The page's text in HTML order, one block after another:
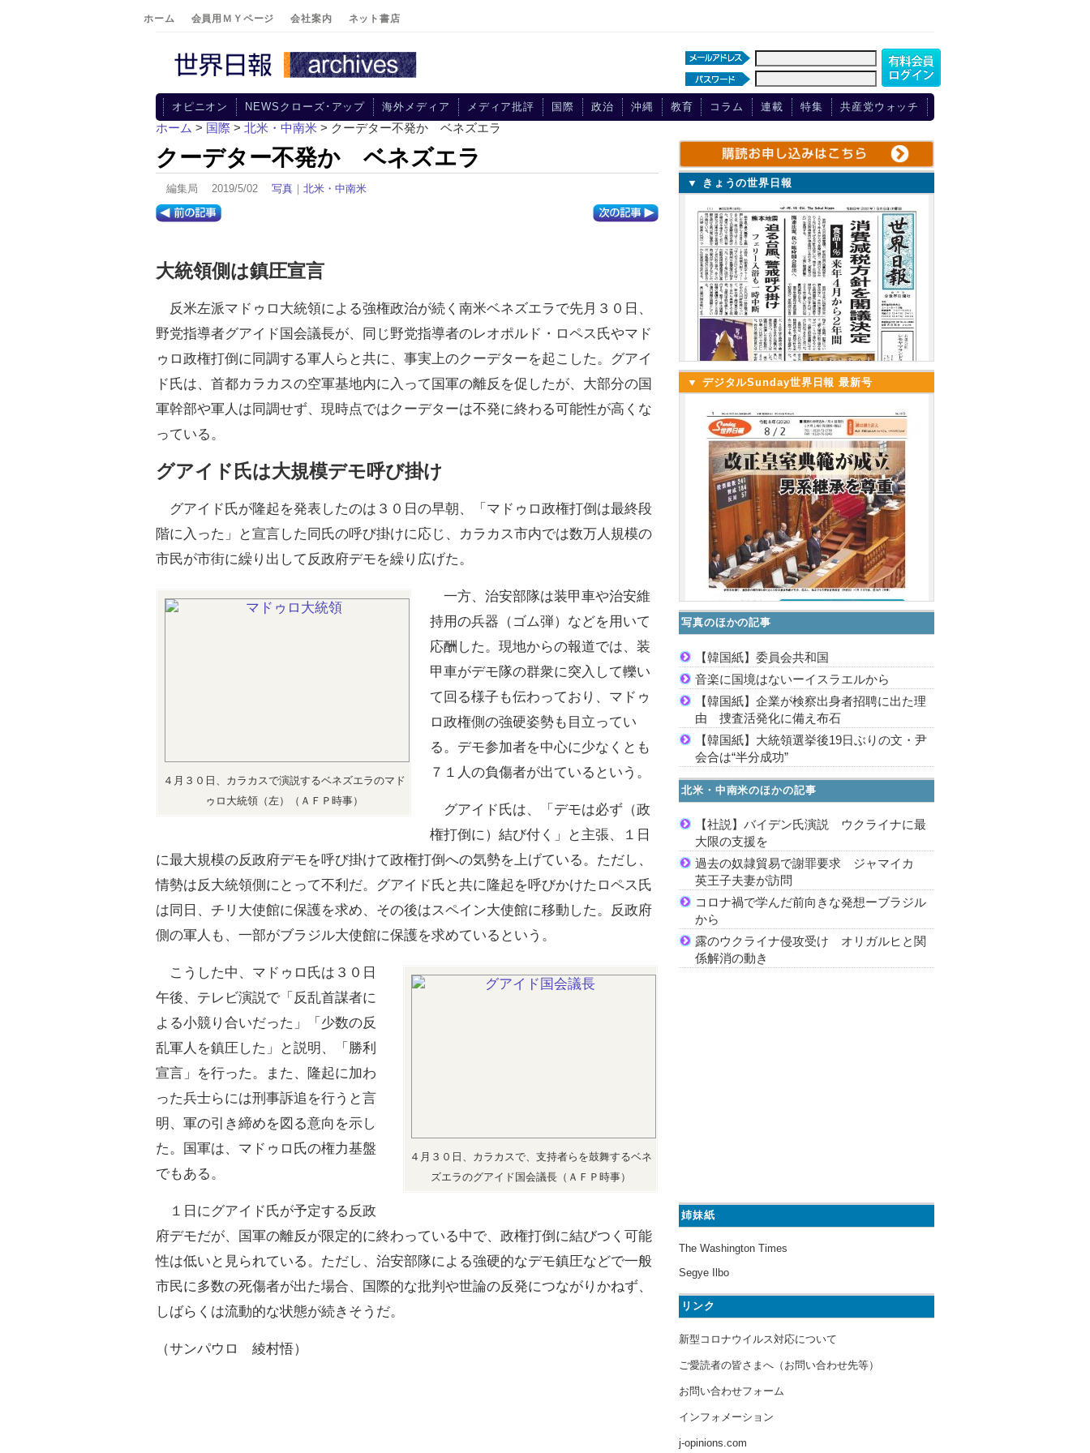
ホーム 会員用ＭＹページ 会社案内 ネット書店
オピニオン NEWSクローズ･アップ 海外メディア メディア批評 国際 政治 沖縄 教育 コラム 連載 特集 共産党ウォッチ
ホーム > 国際 > 北米・中南米 > クーデター不発か ベネズエラ
クーデター不発か ベネズエラ
編集局 2019/5/02 写真 ｜ 北米・中南米
大統領側は鎮圧宣言
反米左派マドゥロ大統領による強権政治が続く南米ベネズエラで先月３０日、
野党指導者グアイド国会議長が、同じ野党指導者のレオポルド・ロペス氏やマド
ゥロ政権打倒に同調する軍人らと共に、事実上のクーデターを起こした。グアイ
ド氏は、首都カラカスの空軍基地内に入って国軍の離反を促したが、大部分の国
軍幹部や軍人は同調せず、現時点ではクーデターは不発に終わる可能性が高くな
っている。
グアイド氏は大規模デモ呼び掛け
グアイド氏が隆起を発表したのは３０日の早朝、「マドゥロ政権打倒は最終段
階に入った」と宣言した同氏の呼び掛けに応じ、カラカス市内では数万人規模の
市民が市街に繰り出して反政府デモを繰り広げた。
４月３０日、カラカスで演説するベネズエラのマド
ゥロ大統領（左）（ＡＦＰ時事）
一方、治安部隊は装甲車や治安維
持用の兵器（ゴム弾）などを用いて
応酬した。現地からの報道では、装
甲車がデモ隊の群衆に突入して轢い
て回る様子も伝わっており、マドゥ
ロ政権側の強硬姿勢も目立ってい
る。デモ参加者を中心に少なくとも
７１人の負傷者が出ているという。
グアイド氏は、「デモは必ず（政
権打倒に）結び付く」と主張、１日
に最大規模の反政府デモを呼び掛けて政権打倒への気勢を上げている。ただし、
情勢は反大統領側にとって不利だ。グアイド氏と共に隆起を呼びかけたロペス氏
は同日、チリ大使館に保護を求め、その後はスペイン大使館に移動した。反政府
側の軍人も、一部がブラジル大使館に保護を求めているという。
４月３０日、カラカスで、支持者らを鼓舞するベネ
ズエラのグアイド国会議長（ＡＦＰ時事）
こうした中、マドゥロ氏は３０日
午後、テレビ演説で「反乱首謀者に
よる小競り合いだった」「少数の反
乱軍人を鎮圧した」と説明、「勝利
宣言」を行った。また、隆起に加わ
った兵士らには刑事訴追を行うと言
明、軍の引き締めを図る意向を示し
た。国軍は、マドゥロ氏の権力基盤
でもある。
１日にグアイド氏が予定する反政
府デモだが、国軍の離反が限定的に終わっている中で、政権打倒に結びつく可能
性は低いと見られている。ただし、治安部隊による強硬的なデモ鎮圧などで一般
市民に多数の死傷者が出た場合、国際的な批判や世論の反発につながりかねず、
しばらくは流動的な状態が続きそうだ。
（サンパウロ 綾村悟）
▼ きょうの世界日報
▼ デジタルSunday世界日報 最新号
写真のほかの記事
【韓国紙】委員会共和国
音楽に国境はないーイスラエルから
【韓国紙】企業が検察出身者招聘に出た理
由 捜査活発化に備え布石
【韓国紙】大統領選挙後19日ぶりの文・尹
会合は“半分成功”
北米・中南米のほかの記事
【社説】バイデン氏演説 ウクライナに最
大限の支援を
過去の奴隷貿易で謝罪要求 ジャマイカ
英王子夫妻が訪問
コロナ禍で学んだ前向きな発想ーブラジル
から
露のウクライナ侵攻受け オリガルヒと関
係解消の動き
姉妹紙
The Washington Times
Segye Ilbo
リンク
新型コロナウイルス対応について
ご愛読者の皆さまへ（お問い合わせ先等）
お問い合わせフォーム
インフォメーション
j-opinions.com